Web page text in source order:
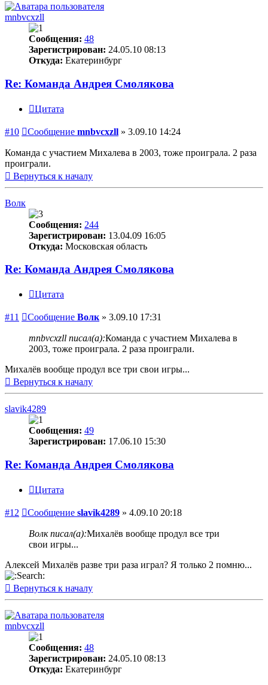
mnbvcxzll
Сообщения: 48
Зарегистрирован: 24.05.10 08:13
Откуда: Екатеринбург
Re: Команда Андрея Смолякова
Цитата
#10 Сообщение mnbvcxzll » 3.09.10 14:24
Команда с участием Михалева в 2003, тоже проиграла. 2 раза
проиграли.
Вернуться к началу
Волк
Сообщения: 244
Зарегистрирован: 13.04.09 16:05
Откуда: Московская область
Re: Команда Андрея Смолякова
Цитата
#11 Сообщение Волк » 3.09.10 17:31
mnbvcxzll писал(а):Команда с участием Михалева в
2003, тоже проиграла. 2 раза проиграли.
Михалёв вообще продул все три свои игры...
Вернуться к началу
slavik4289
Сообщения: 49
Зарегистрирован: 17.06.10 15:30
Re: Команда Андрея Смолякова
Цитата
#12 Сообщение slavik4289 » 4.09.10 20:18
Волк писал(а):Михалёв вообще продул все три
свои игры...
Алексей Михалёв разве три раза играл? Я только 2 помню...
Вернуться к началу
mnbvcxzll
Сообщения: 48
Зарегистрирован: 24.05.10 08:13
Откуда: Екатеринбург